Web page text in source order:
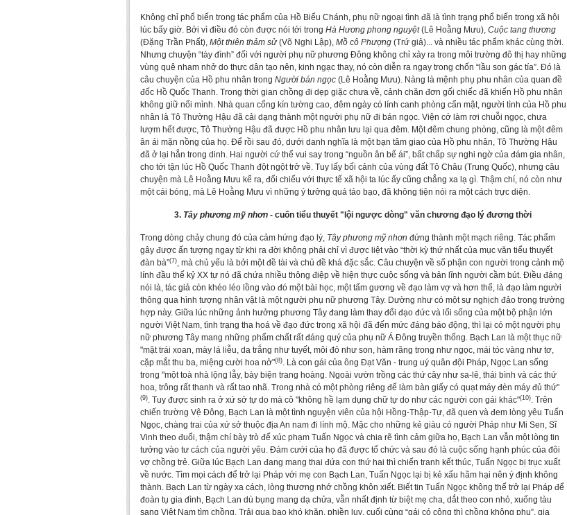
Không chỉ phổ biến trong tác phẩm của Hồ Biểu Chánh, phụ nữ ngoại tình đã là tình trạng phổ biến trong xã hội
lúc bấy giờ. Bởi vì điều đó còn được nói tới trong Hà Hương phong nguyệt(Lê Hoằng Mưu), Cuộc tang thương
(Đặng Trần Phất), Một thiên thảm sử(Võ Nghi Lập), Mồ cô Phượng (Trứ giả)... và nhiều tác phẩm khác cùng thời.
Nhưng chuyện “tày đình” đối với người phụ nữ phương Đông không chỉ xảy ra trong môi trường đô thị hay những
vùng quê nham nhở do thực dân tạo nên, kinh ngạc thay, nó còn diễn ra ngay trong chốn “lầu son gác tía”. Đó là
câu chuyện của Hồ phu nhân trong Người bán ngọc (Lê Hoằng Mưu). Nàng là mệnh phụ phu nhân của quan đề
đốc Hồ Quốc Thanh. Trong thời gian chồng đi dẹp giặc chưa về, cảnh chăn đơn gối chiếc đã khiến Hồ phu nhân
không giữ nổi mình. Nhà quan cổng kín tường cao, đêm ngày có lính canh phòng cẩn mật, người tình của Hồ phu
nhân là Tô Thường Hậu đã cải dạng thành một người phụ nữ đi bán ngọc. Viện cớ làm rơi chuỗi ngọc, chưa
lượm hết được, Tô Thường Hậu đã được Hồ phu nhân lưu lại qua đêm. Một đêm chung phòng, cũng là một đêm
ân ái mặn nồng của họ. Để rồi sau đó, dưới danh nghĩa là một bạn tâm giao của Hồ phu nhân, Tô Thường Hậu
đã ở lại hẳn trong dinh. Hai người cứ thế vui say trong “nguồn ân bể ái”, bất chấp sự nghi ngờ của đám gia nhân,
cho tới tận lúc Hồ Quốc Thanh đột ngột trở về. Tuy lấy bối cảnh của vùng đất Tô Châu (Trung Quốc), nhưng câu
chuyện mà Lê Hoằng Mưu kể ra, đối chiếu với thực tế xã hội ta lúc ấy cũng chẳng xa lạ gì. Thậm chí, nó còn như
một cái bóng, mà Lê Hoằng Mưu vì những ý tưởng quá táo bạo, đã không tiện nói ra một cách trực diện.
3. Tây phương mỹ nhơn- cuốn tiểu thuyết "lội ngược dòng" văn chương đạo lý đương thời
Trong dòng chảy chung đó của cảm hứng đạo lý, Tây phương mỹ nhơn đứng thành một mạch riêng. Tác phẩm
gây được ấn tượng ngay từ khi ra đời không phải chỉ vì được liệt vào “thời kỳ thứ nhất của mục văn tiểu thuyết
đàn bà”(7), mà chủ yếu là bởi một đề tài và chủ đề khá đặc sắc. Câu chuyện về số phận con người trong cảnh mộ
lính đầu thế kỷ XX tự nó đã chứa nhiều thông điệp về hiện thực cuộc sống và bản lĩnh người cầm bút. Điều đáng
nói là, tác giả còn khéo léo lồng vào đó một bài học, một tấm gương về đạo làm vợ và hơn thế, là đạo làm người
thông qua hình tượng nhân vật là một người phụ nữ phương Tây. Dường như có một sự nghịch đảo trong trường
hợp này. Giữa lúc những ảnh hưởng phương Tây đang làm thay đổi đạo đức và lối sống của một bộ phận lớn
người Việt Nam, tình trạng tha hoá về đạo đức trong xã hội đã đến mức đáng báo động, thì lại có một người phụ
nữ phương Tây mang những phẩm chất rất đáng quý của phụ nữ Á Đông truyền thống. Bạch Lan là một thục nữ
"mặt trái xoan, mày lá liễu, da trắng như tuyết, môi đỏ như son, hàm răng trong như ngọc, mái tóc vàng như tơ,
cặp mắt thu ba, miệng cười hoa nở"(8). Là con gái của ông Đạt Văn - trung uý quân đội Pháp, Ngọc Lan sống
trong "một toà nhà lộng lẫy, bày biện trang hoàng. Ngoài vườn trồng các thứ cây như sa-lê, thái bình và các thứ
hoa, trông rất thanh và rất tao nhã. Trong nhà có một phòng riêng để làm bàn giấy có quạt máy đèn máy đủ thứ"
(9). Tuy được sinh ra ở xứ sở tự do mà cô "không hề lạm dụng chữ tự do như các người con gái khác"(10). Trên
chiến trường Vệ Đông, Bạch Lan là một tình nguyện viên của hội Hồng-Thập-Tự, đã quen và đem lòng yêu Tuấn
Ngọc, chàng trai của xứ sở thuộc địa An nam đi lính mộ. Mặc cho những kẻ giàu có người Pháp như Mi Sen, Sĩ
Vinh theo đuổi, thậm chí bày trò để xúc phạm Tuấn Ngọc và chia rẽ tình cảm giữa họ, Bạch Lan vẫn một lòng tin
tưởng vào tư cách của người yêu. Đám cưới của họ đã được tổ chức và sau đó là cuộc sống hạnh phúc của đôi
vợ chồng trẻ. Giữa lúc Bạch Lan đang mang thai đứa con thứ hai thì chiến tranh kết thúc, Tuấn Ngọc bị trục xuất
về nước. Tìm mọi cách để trở lại Pháp với mẹ con Bạch Lan, Tuấn Ngọc lại bị kẻ xấu hãm hại nên ý định không
thành. Bạch Lan từ ngày xa cách, lòng thương nhớ chồng khôn xiết. Biết tin Tuấn Ngọc không thể trở lại Pháp để
đoàn tụ gia đình, Bạch Lan dù bụng mang dạ chửa, vẫn nhất định từ biệt mẹ cha, dắt theo con nhỏ, xuống tàu
sang Việt Nam tìm chồng. Trải qua bao khó khăn, phiền luỵ, cuối cùng “gái có công thì chồng không phụ”, gia